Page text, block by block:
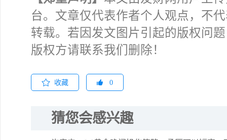
台。文章仅代表作者个人观点，不
转载。若因发文图片引起的版权问
版权方请联系我们删除！
收藏 0
猜您会感兴趣